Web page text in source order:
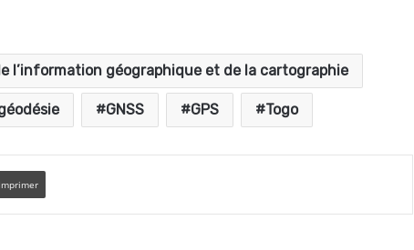
l’information géographique et de la cartographie
GNSS GPS Togo
Imprimer